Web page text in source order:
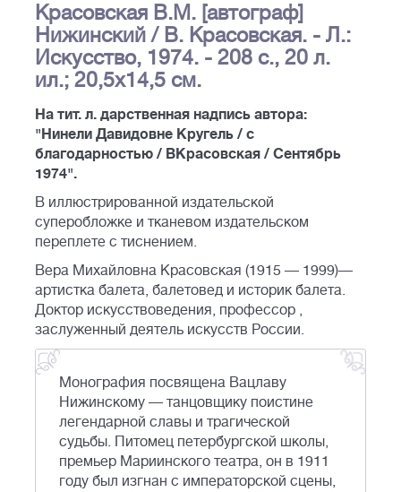
Красовская В.М. [автограф]
Нижинский / В. Красовская. - Л.:
Искусство, 1974. - 208 с., 20 л.
ил.; 20,5х14,5 см.
На тит. л. дарственная надпись автора:
"Нинели Давидовне Кругель / с
благодарностью / ВКрасовская / Сентябрь
1974".
В иллюстрированной издательской
суперобложке и тканевом издательском
переплете с тиснением.
Вера Михайловна Красовская (1915 — 1999)—
артистка балета, балетовед и историк балета.
Доктор искусствоведения, профессор ,
заслуженный деятель искусств России.
Монография посвящена Вацлаву
Нижинскому — танцовщику поистине
легендарной славы и трагической
судьбы. Питомец петербургской школы,
премьер Мариинского театра, он в 1911
году был изгнан с императорской сцены,